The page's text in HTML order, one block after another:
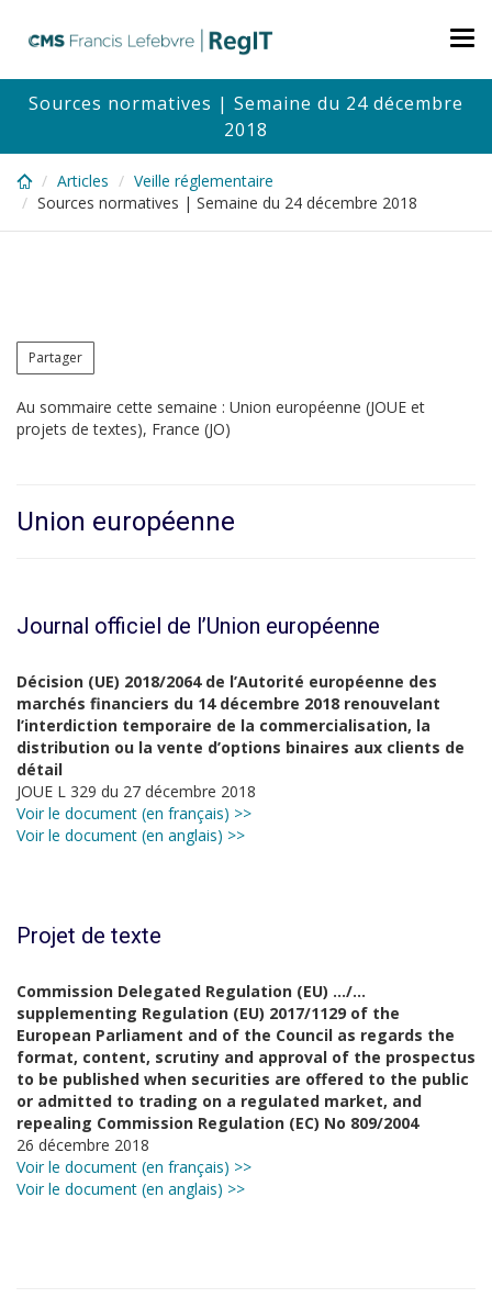
content
Sources normatives | Semaine du 24 décembre
2018
Articles
Veille réglementaire
Sources normatives | Semaine du 24 décembre 2018
Partager
Au sommaire cette semaine : Union européenne (JOUE et
projets de textes), France (JO)
Union européenne
Journal officiel de l’Union européenne
Décision (UE) 2018/2064 de l’Autorité européenne des
marchés financiers du 14 décembre 2018 renouvelant
l’interdiction temporaire de la commercialisation, la
distribution ou la vente d’options binaires aux clients de
détail
JOUE L 329 du 27 décembre 2018
Voir le document (en français) >>
Voir le document (en anglais) >>
Projet de texte
Commission Delegated Regulation (EU) …/…
supplementing Regulation (EU) 2017/1129 of the
European Parliament and of the Council as regards the
format, content, scrutiny and approval of the prospectus
to be published when securities are offered to the public
or admitted to trading on a regulated market, and
repealing Commission Regulation (EC) No 809/2004
26 décembre 2018
Voir le document (en français) >>
Voir le document (en anglais) >>